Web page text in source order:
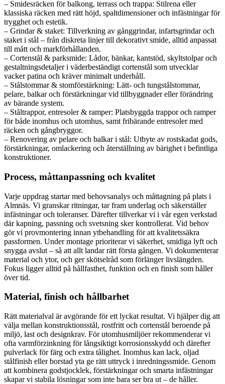
– Smidesräcken för balkong, terrass och trappa: Stilrena eller
klassiska räcken med rätt höjd, spaltdimensioner och infästningar för
trygghet och estetik.
– Grindar & staket: Tillverkning av gånggrindar, infartsgrindar och
staket i stål – från diskreta linjer till dekorativt smide, alltid anpassat
till mått och markförhållanden.
– Cortenstål & parksmide: Lådor, bänkar, kantstöd, skyltstolpar och
gestaltningsdetaljer i väderbeständigt cortenstål som utvecklar
vacker patina och kräver minimalt underhåll.
– Stålstommar & stomförstärkning: Lätt- och tungstålstommar,
pelare, balkar och förstärkningar vid tillbyggnader eller förändring
av bärande system.
– Ståltrappor, entresoler & ramper: Platsbyggda trappor och ramper
för både inomhus och utomhus, samt fribärande entresoler med
räcken och gångbryggor.
– Renovering av pelare och balkar i stål: Utbyte av rostskadat gods,
förstärkningar, omlackering och återställning av bärighet i befintliga
konstruktioner.
Process, måttanpassning och kvalitet
Varje uppdrag startar med behovsanalys och måttagning på plats i
Almnäs. Vi granskar ritningar, tar fram underlag och säkerställer
infästningar och toleranser. Därefter tillverkar vi i vår egen verkstad
där kapning, passning och svetsning sker kontrollerat. Vid behov
gör vi provmontering innan ytbehandling för att kvalitetssäkra
passformen. Under montage prioriterar vi säkerhet, smidiga lyft och
snygga avslut – så att allt landar rätt första gången. Vi dokumenterar
material och ytor, och ger skötselråd som förlänger livslängden.
Fokus ligger alltid på hållfasthet, funktion och en finish som håller
över tid.
Material, finish och hållbarhet
Rätt materialval är avgörande för ett lyckat resultat. Vi hjälper dig att
välja mellan konstruktionsstål, rostfritt och cortenstål beroende på
miljö, last och designkrav. För utomhusmiljöer rekommenderar vi
ofta varmförzinkning för långsiktigt korrosionsskydd och därefter
pulverlack för färg och extra tålighet. Inomhus kan lack, oljad
stålfinish eller borstad yta ge rätt uttryck i inredningssmide. Genom
att kombinera godstjocklek, förstärkningar och smarta infästningar
skapar vi stabila lösningar som inte bara ser bra ut – de håller.